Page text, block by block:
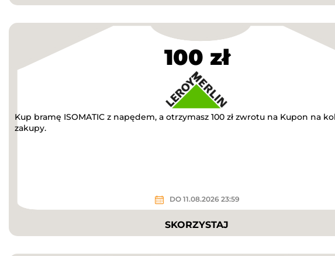
100 zł
Kup bramę ISOMATIC z napędem, a otrzymasz 100 zł zwrotu na Kupon na
zakupy.
DO 11.08.2026 23:59
SKORZYSTAJ